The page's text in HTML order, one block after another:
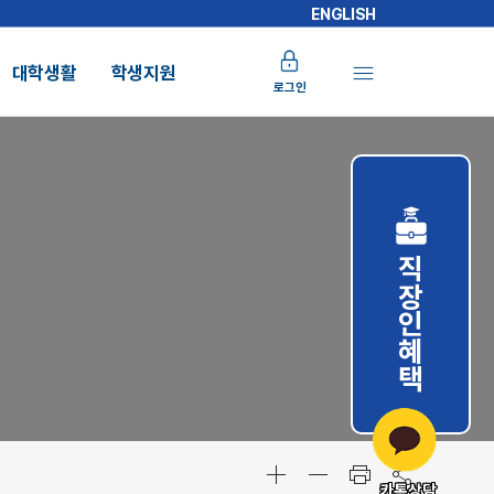
ENGLISH
대학생활 학생지원
로그인
직장인혜택
카톡상담